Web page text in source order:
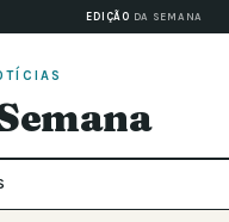
EDIÇÃO DA SEMANA